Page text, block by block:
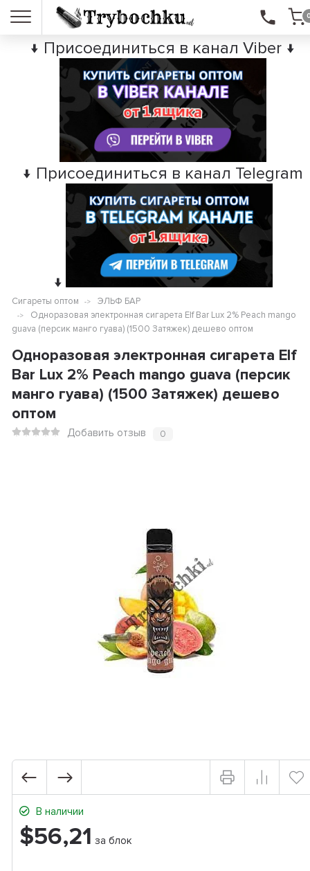
↓ Присоединиться в канал Viber ↓
↓ Присоединиться в канал Telegram
↓
Сигареты оптом
ЭЛЬФ БАР
Одноразовая электронная сигарета Elf Bar Lux 2% Peach mango
guava (персик манго гуава) (1500 Затяжек) дешево оптом
Одноразовая электронная сигарета Elf
Bar Lux 2% Peach mango guava (персик
манго гуава) (1500 Затяжек) дешево
оптом
Добавить отзыв 0
В наличии
$56,21 за блок